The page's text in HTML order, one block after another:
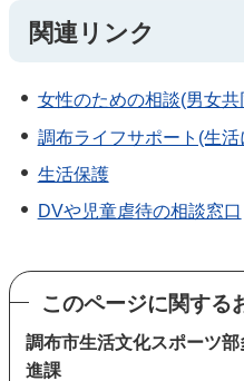
関連リンク
女性のための相談(男女
調布ライフサポート(生
生活保護
DVや児童虐待の相談窓口
このページに関する
調布市生活文化スポーツ
進課